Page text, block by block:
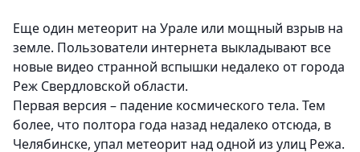
Еще один метеорит на Урале или мощный взрыв на
земле. Пользователи интернета выкладывают все
новые видео странной вспышки недалеко от города
Реж Свердловской области.
Первая версия – падение космического тела. Тем
более, что полтора года назад недалеко отсюда, в
Челябинске, упал метеорит над одной из улиц Режа.